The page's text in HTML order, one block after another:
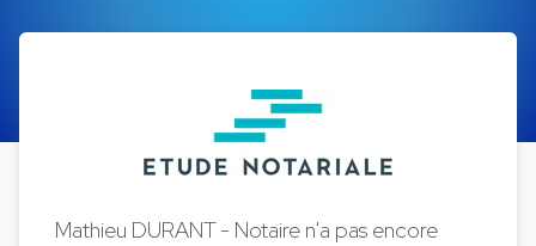
Mathieu DURANT - Notaire n'a pas encore